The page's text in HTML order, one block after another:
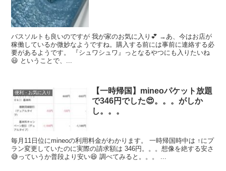
バスソルトも良いのですが 我が家のお気に入り💕 →あ、今はお店が
稼働しているか微妙なようですね。購入する前には事前に連絡する必
要があるようです。 『シュワシュワ』っとなるやつにも入りたいね
😃 ということで、...
便利・お気に入り
【一時帰国】mineoパケット放題
で346円でした😍。。。がしか
し。。。
毎月11日位にmineoの利用料金がわかります。 一時帰国時中は ↑にプ
ラン変更していたのに実際の請求額は 346円。。。想像を絶する安さ
😅っていうか普段より安い😆 調べてみると。。。 ...